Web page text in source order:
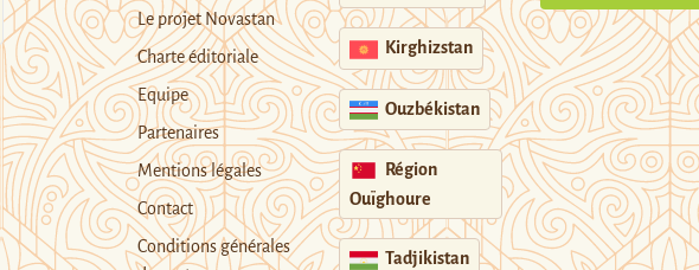
Le projet Novastan
Charte éditoriale
Equipe
Partenaires
Mentions légales
Contact
Conditions générales
Kirghizstan
Ouzbékistan
Région
Ouïghoure
Tadjikistan